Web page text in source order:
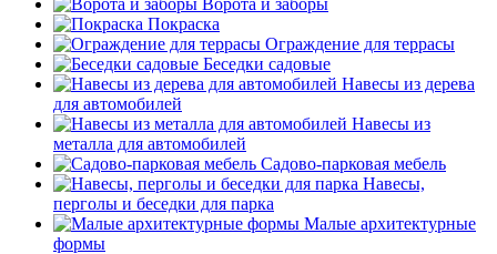
Покраска
Ограждение для террасы
Беседки садовые
Навесы из дерева
для автомобилей
Навесы из
металла для автомобилей
Садово-парковая мебель
Навесы,
перголы и беседки для парка
Малые архитектурные
формы